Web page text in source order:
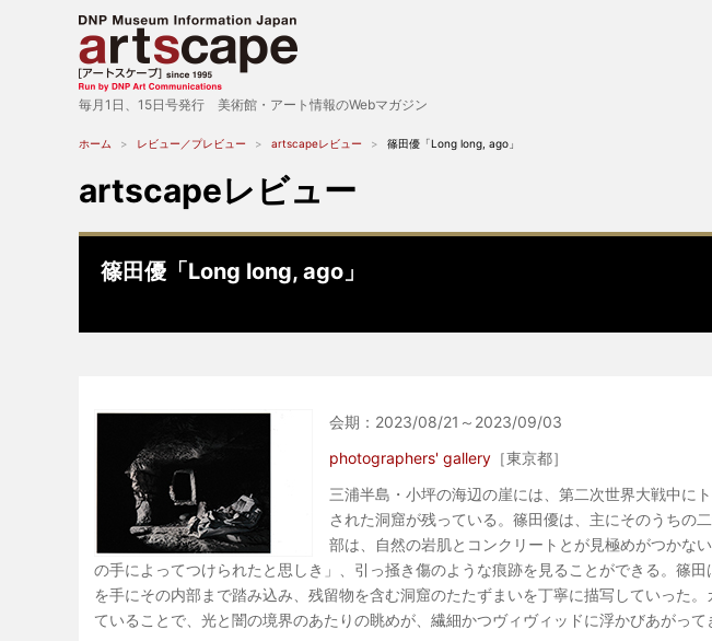
ホーム レビュー／プレビュー artscapeレビュー 篠田優「Long long, ago」
artscapeレビュー
篠田優「Long long, ago」
会期：2023/08/21～2023/09/03
photographers' gallery ［東京都］
三浦半島・小坪の海辺の崖には、第二次世界大戦中に
された洞窟が残っている。篠田優は、主にそのうちの
部は、自然の岩肌とコンクリートとが見極めがつかな
の手によってつけられたと思しき」、引っ掻き傷のような痕跡を見ることができる。篠
を手にその内部まで踏み込み、残留物を含む洞窟のたたずまいを丁寧に描写していった
ていることで、光と闇の境界のあたりの眺めが、繊細かつヴィヴィッドに浮かびあがって
毎月1日、15日号発行 美術館・アート情報のWebマガジン